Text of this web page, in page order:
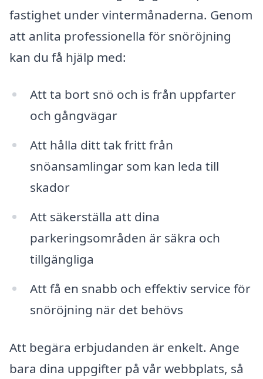
fastighet under vintermånaderna. Genom
att anlita professionella för snöröjning
kan du få hjälp med:
Att ta bort snö och is från uppfarter
och gångvägar
Att hålla ditt tak fritt från
snöansamlingar som kan leda till
skador
Att säkerställa att dina
parkeringsområden är säkra och
tillgängliga
Att få en snabb och effektiv service för
snöröjning när det behövs
Att begära erbjudanden är enkelt. Ange
bara dina uppgifter på vår webbplats, så